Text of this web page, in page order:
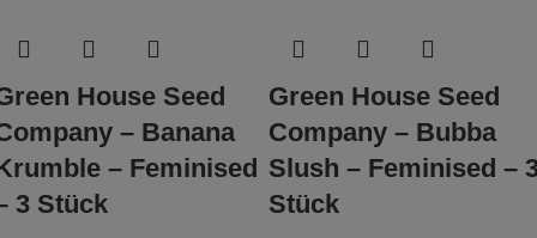
House Seed
– Banana
– Feminised
3 Stück
Green House Seed
Company – Bubba
Slush – Feminised –
Stück